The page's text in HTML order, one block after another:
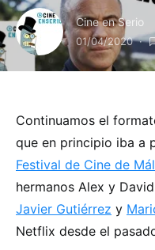
Cine en Serio
01/04/2020
Continuamos el
que en principio iba a
Festival de Cine de
hermanos Alex y
Javier Gutiérrez y
Netflix desde el